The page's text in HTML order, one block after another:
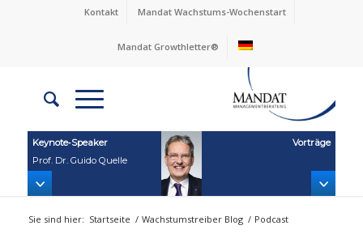
Kontakt Mandat Wachstums-Wochenstart
Mandat Growthletter®
Keynote‑Speaker
Prof. Dr. Guido Quelle
Vorträge
Sie sind hier: Startseite / Wachstumstreiber Blog / Podcast